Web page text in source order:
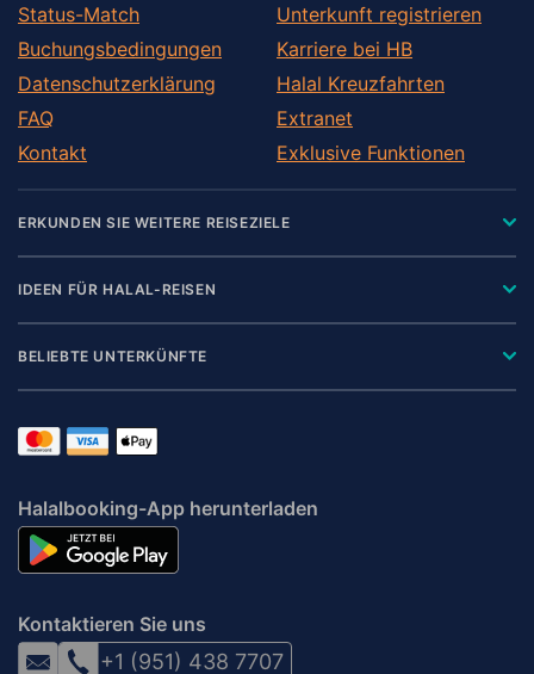
Status-Match
Buchungsbedingungen
Datenschutzerklärung
FAQ
Kontakt
Unterkunft registrieren
Karriere bei HB
Halal Kreuzfahrten
Extranet
Exklusive Funktionen
ERKUNDEN SIE WEITERE REISEZIELE
IDEEN FÜR HALAL-REISEN
BELIEBTE UNTERKÜNFTE
Halalbooking-App herunterladen
Kontaktieren Sie uns
+1 (951) 438 7707